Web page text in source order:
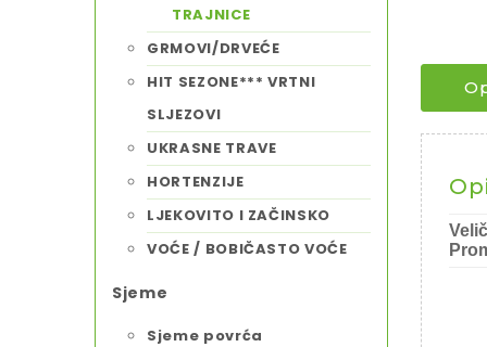
TRAJNICE
GRMOVI/DRVEĆE
HIT SEZONE*** VRTNI
SLJEZOVI
UKRASNE TRAVE
HORTENZIJE
LJEKOVITO I ZAČINSKO
VOĆE / BOBIČASTO VOĆE
Sjeme
Sjeme povrća